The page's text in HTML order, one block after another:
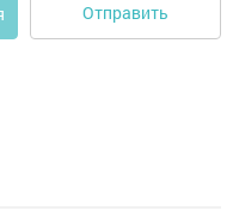
Отправить